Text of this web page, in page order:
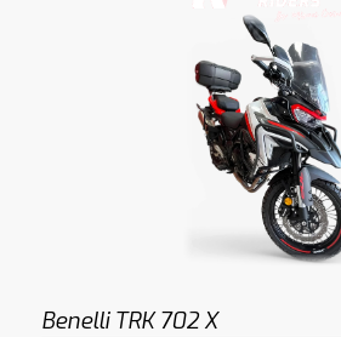
Benelli TRK 702 X